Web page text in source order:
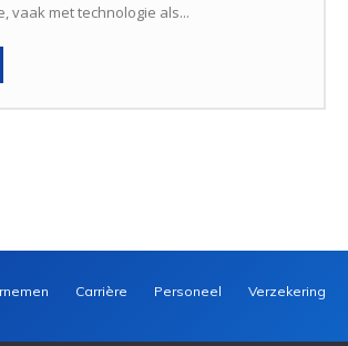
vaak met technologie als...
Carrière Personeel Verzekeringen